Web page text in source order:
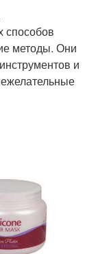
способов
методы. Они
и